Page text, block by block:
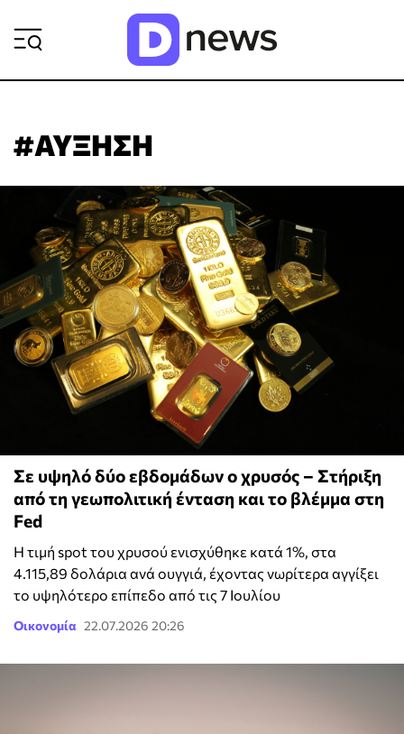
#ΑΥΞΗΣΗ
Σε υψηλό δύο εβδομάδων ο χρυσός – Στήριξη
από τη γεωπολιτική ένταση και το βλέμμα στη
Fed
Η τιμή spot του χρυσού ενισχύθηκε κατά 1%, στα
4.115,89 δολάρια ανά ουγγιά, έχοντας νωρίτερα αγγίξει
το υψηλότερο επίπεδο από τις 7 Ιουλίου
Οικονομία 22.07.2026 20:26